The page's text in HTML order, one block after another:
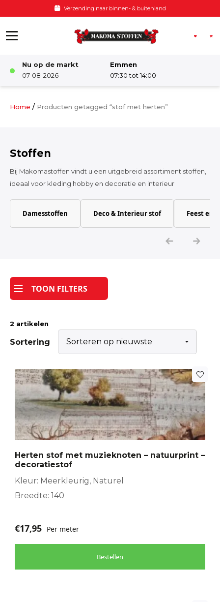
Voor 12:00 besteld, zelfde dag
Nu op de markt
07-08-2026
Emmen
07:30 tot 14:00
Damesstoffen
Katoen
Tijdpakker stof
Home / Producten getagged “stof met herten”
Stoffen
Bij Makomastoffen vindt u een uitgebreid assortiment stoffen,
ideaal voor kleding hobby en decoratie en interieur
Damesstoffen Deco & Interieur stof Feest en
TOON FILTERS
2 artikelen
Sortering
Herten stof met muzieknoten – natuurprint –
decoratiestof
Kleur: Meerkleurig, Naturel
Breedte: 140
€17,95 Per meter
Bestellen